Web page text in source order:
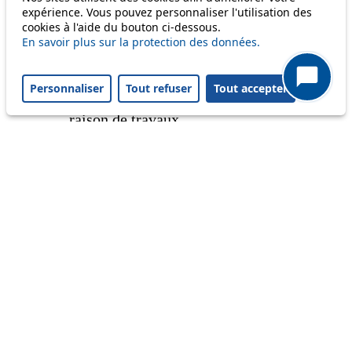
6
Ongoing disruption
septembre, l'arrêt Foyer en direction de
Maladière est déplacé de 60 mètres, en
raison de travaux.
expérience. Vous pouvez personnaliser l'utilisation des
cookies à l'aide du bouton ci-dessous.
En savoir plus sur la protection des données.
Personnaliser Tout refuser Tout accepter